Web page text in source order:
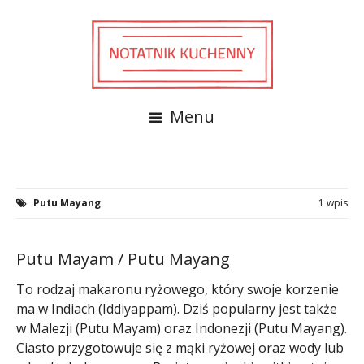
Menu
Putu Mayang 1 wpis
Putu Mayam / Putu Mayang
To rodzaj makaronu ryżowego, który swoje korzenie
ma w Indiach (Iddiyappam). Dziś popularny jest także
w Malezji (Putu Mayam) oraz Indonezji (Putu Mayang).
Ciasto przygotowuje się z mąki ryżowej oraz wody lub